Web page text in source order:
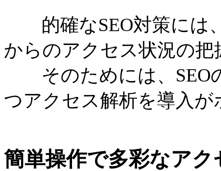
的確なSEO対策には
からのアクセス状況の把
そのためには、SEO
つアクセス解析を導入が
簡単操作で多彩なアク